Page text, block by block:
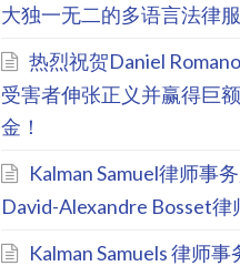
大独一无二的多语言法律
热烈祝贺Daniel
受害者伸张正义并赢得巨
金！
Kalman Samuel律师事
David-Alexandre Bosset律
Kalman Samuels 律师